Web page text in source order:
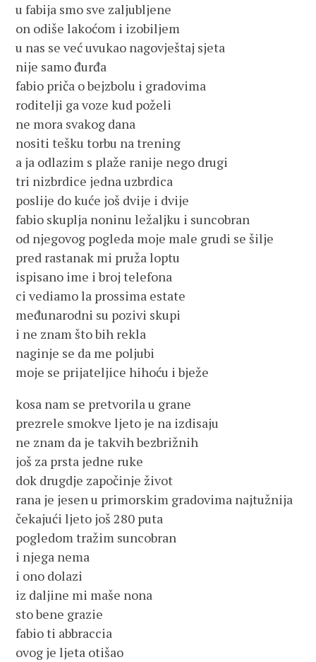
u fabija smo sve zaljubljene
on odiše lakoćom i izobiljem
u nas se već uvukao nagovještaj sjeta
nije samo đurđa
fabio priča o bejzbolu i gradovima
roditelji ga voze kud poželi
ne mora svakog dana
nositi tešku torbu na trening
a ja odlazim s plaže ranije nego drugi
tri nizbrdice jedna uzbrdica
poslije do kuće još dvije i dvije
fabio skuplja noninu ležaljku i suncobran
od njegovog pogleda moje male grudi se šilje
pred rastanak mi pruža loptu
ispisano ime i broj telefona
ci vediamo la prossima estate
međunarodni su pozivi skupi
i ne znam što bih rekla
naginje se da me poljubi
moje se prijateljice hihoću i bježe
kosa nam se pretvorila u grane
prezrele smokve ljeto je na izdisaju
ne znam da je takvih bezbrižnih
još za prsta jedne ruke
dok drugdje započinje život
rana je jesen u primorskim gradovima najtužnija
čekajući ljeto još 280 puta
pogledom tražim suncobran
i njega nema
i ono dolazi
iz daljine mi maše nona
sto bene grazie
fabio ti abbraccia
ovog je ljeta otišao